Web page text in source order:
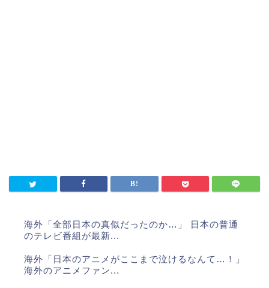
海外「全部日本の真似だったのか…」 日本の普通
のテレビ番組が最新...
海外「日本のアニメがここまで泣けるなんて…！」
海外のアニメファン...